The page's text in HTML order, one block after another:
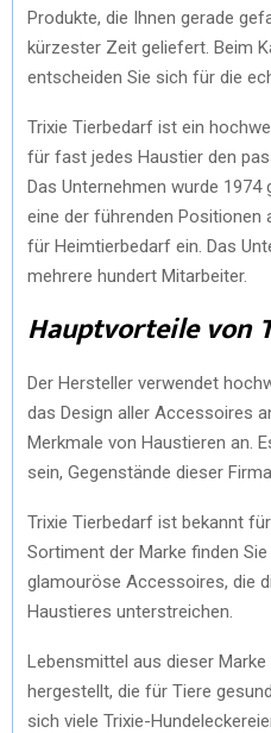
Produkte, die Ihnen gerade
kürzester Zeit geliefert. Beim
entscheiden Sie sich für die
Trixie Tierbedarf ist ein
für fast jedes Haustier den
Das Unternehmen wurde
eine der führenden
für Heimtierbedarf ein. Das
mehrere hundert Mitarbeiter.
Hauptvorteile von
Der Hersteller verwendet
das Design aller Accessoires
Merkmale von Haustieren an.
sein, Gegenstände dieser
Trixie Tierbedarf ist bekannt
Sortiment der Marke finden
glamouröse Accessoires, die
Haustieres unterstreichen.
Lebensmittel aus dieser
hergestellt, die für Tiere
sich viele Trixie-